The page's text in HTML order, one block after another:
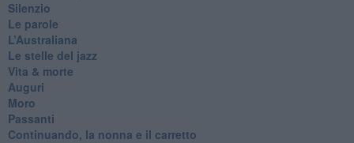
Silenzio
Le parole
​L’Australiana
Le stelle del jazz
Vita & morte
Auguri
Moro
Passanti
Continuando, la nonna e il carretto